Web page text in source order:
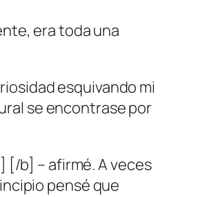
era toda una
esquivando mi
se encontrase por
b] – afirmé. A veces
pensé que